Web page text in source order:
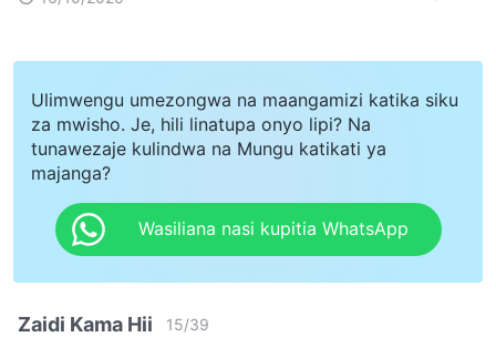
Ulimwengu umezongwa na maangamizi katika siku
za mwisho. Je, hili linatupa onyo lipi? Na
tunawezaje kulindwa na Mungu katikati ya
majanga?
Wasiliana nasi kupitia WhatsApp
Zaidi Kama Hii 15/39